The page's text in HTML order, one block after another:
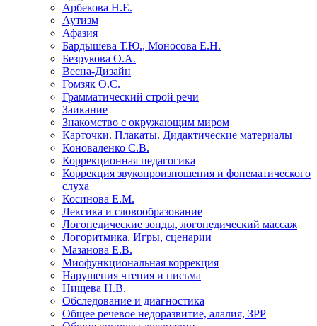
Арбекова Н.Е.
Аутизм
Афазия
Бардышева Т.Ю., Моносова Е.Н.
Безрукова О.А.
Весна-Дизайн
Гомзяк О.С.
Грамматический строй речи
Заикание
Знакомство с окружающим миром
Карточки. Плакаты. Дидактические материалы
Коноваленко С.В.
Коррекционная педагогика
Коррекция звукопроизношения и фонематического
слуха
Косинова Е.М.
Лексика и словообразование
Логопедические зонды, логопедический массаж
Логоритмика. Игры, сценарии
Мазанова Е.В.
Миофункциональная коррекция
Нарушения чтения и письма
Нищева Н.В.
Обследование и диагностика
Общее речевое недоразвитие, алалия, ЗРР